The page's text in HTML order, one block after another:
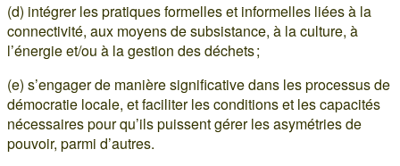
(d) intégrer les pratiques formelles et informelles liées à la
connectivité, aux moyens de subsistance, à la culture, à
l’énergie et/ou à la gestion des déchets ;
(e) s’engager de manière significative dans les processus de
démocratie locale, et faciliter les conditions et les capacités
nécessaires pour qu’ils puissent gérer les asymétries de
pouvoir, parmi d’autres.